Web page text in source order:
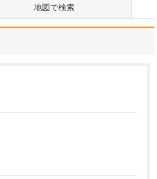
地図で検索
当院は、代々この地域に
密着して、住民の方々の